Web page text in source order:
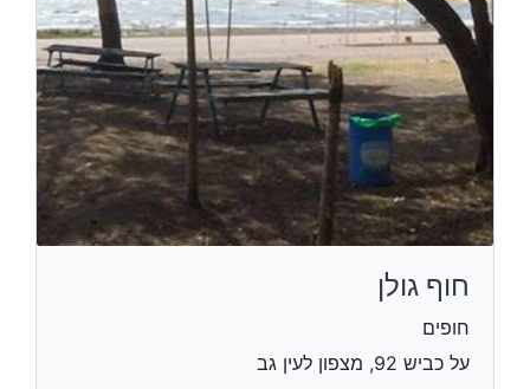
חוף גולן
חופים
על כביש 92, מצפון לעין גב